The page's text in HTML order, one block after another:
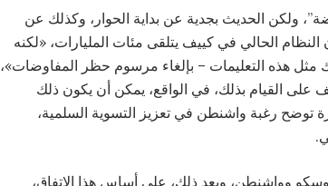
ولكن الحديث بجدية عن بداية الحوار، وكذلك عن
الحالي في كييف يتلقى مئات المليارات، «لكنه
مثل هذه التعليمات – بإلغاء مرسوم حظر المفاوضات»،
على القيام بذلك، في الواقع، يمكن أن يكون ذلك
توضح رغبة واشنطن في تعزيز التسوية السلمية،
وواشنطن، وبعد ذلك، على أساس هذا الاتفاق،